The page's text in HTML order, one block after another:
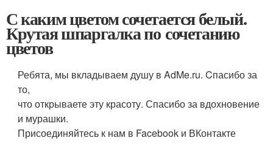
С каким цветом сочетается белый.
Крутая шпаргалка по сочетанию
цветов
Ребята, мы вкладываем душу в AdMe.ru. Cпасибо за
то,
что открываете эту красоту. Спасибо за вдохновение
и мурашки.
Присоединяйтесь к нам в Facebook и ВКонтакте